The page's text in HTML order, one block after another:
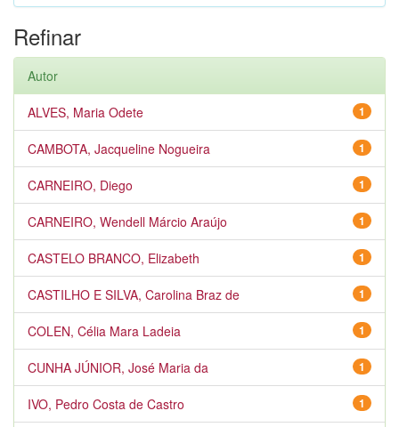
Refinar
Autor
1
ALVES, Maria Odete
1
CAMBOTA, Jacqueline Nogueira
1
CARNEIRO, Diego
1
CARNEIRO, Wendell Márcio Araújo
1
CASTELO BRANCO, Elizabeth
1
CASTILHO E SILVA, Carolina Braz de
1
COLEN, Célia Mara Ladeia
1
CUNHA JÚNIOR, José Maria da
1
IVO, Pedro Costa de Castro